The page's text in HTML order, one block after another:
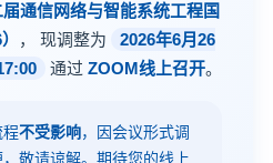
通信网络与智能系统工程国
， 现调整为
2026年6月26
通过 ZOOM线上召开。
程不受影响，因会议形式调
敬请谅解。期待您的线上